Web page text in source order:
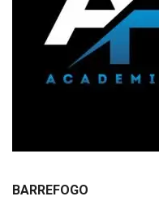
BARREFOGO